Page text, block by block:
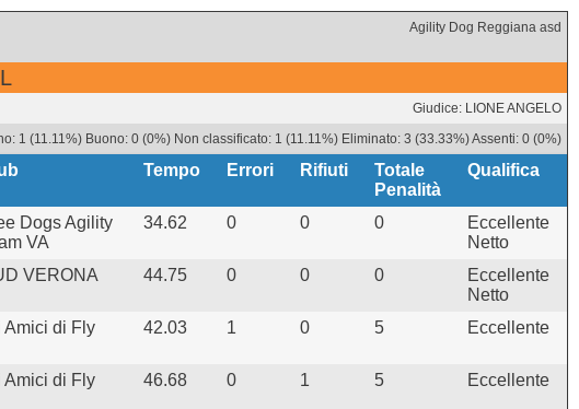
Agility Dog Reggiana asd
Giudice: LIONE ANGELO
1 (11.11%) Buono: 0 (0%) Non classificato: 1 (11.11%) Eliminato: 3 (33.33%) Assenti: 0 (0%)
Tempo Errori Rifiuti
Totale
Penalità
Qualifica
Dogs Agility
VA
34.62 0 0 0
Eccellente
Netto
VERONA 44.75 0 0 0
Eccellente
Netto
Amici di Fly 42.03 1 0 5 Eccellente
Amici di Fly 46.68 0 1 5 Eccellente